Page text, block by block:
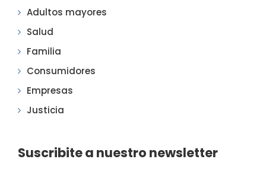
Adultos mayores
Salud
Familia
Consumidores
Empresas
Justicia
Suscribite a nuestro newsletter